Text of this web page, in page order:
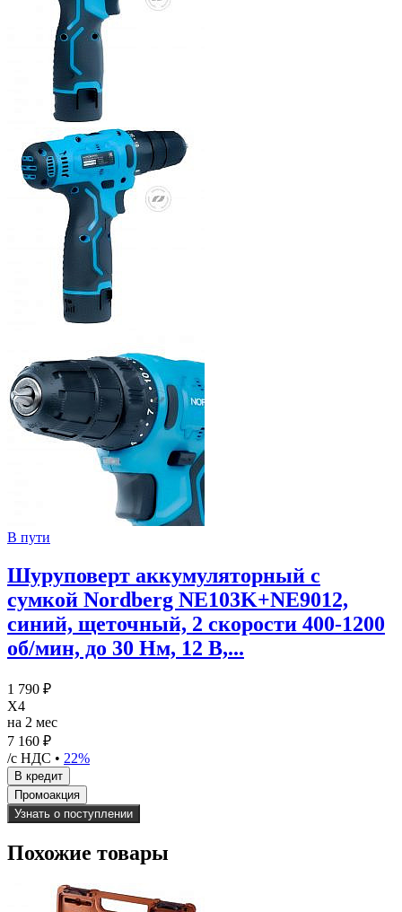
В пути
Шуруповерт аккумуляторный с
сумкой Nordberg NE103K+NE9012,
синий, щеточный, 2 скорости 400-1200
об/мин, до 30 Нм, 12 B,...
1 790 ₽
X4
на 2 мес
7 160 ₽
/с НДС • 22%
Узнать о поступлении
Похожие товары